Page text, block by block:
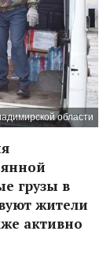
области
грузы в
жители
активно